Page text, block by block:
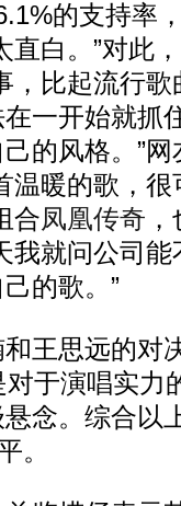
的支持率
直白。”对此
，比起流行
一开始就抓
的风格。”
温暖的歌，
合凤凰传奇
我就问公司
的歌。”
思远的对
于演唱实力
念。综合以
。